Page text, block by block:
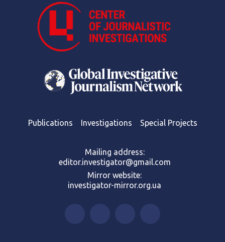
Publications Investigations Special Projects
Mailing address:
editor.investigator@gmail.com
Mirror website:
investigator-mirror.org.ua